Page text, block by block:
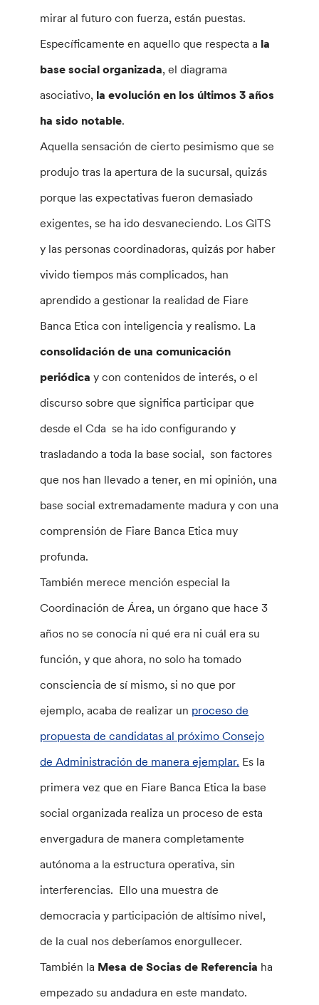
mirar al futuro con fuerza, están puestas.
Específicamente en aquello que respecta a la
base social organizada, el diagrama
asociativo, la evolución en los últimos 3 años
ha sido notable.
Aquella sensación de cierto pesimismo que se
produjo tras la apertura de la sucursal, quizás
porque las expectativas fueron demasiado
exigentes, se ha ido desvaneciendo. Los GITS
y las personas coordinadoras, quizás por haber
vivido tiempos más complicados, han
aprendido a gestionar la realidad de Fiare
Banca Etica con inteligencia y realismo. La
consolidación de una comunicación
periódica y con contenidos de interés, o el
discurso sobre que significa participar que
desde el Cda se ha ido configurando y
trasladando a toda la base social, son factores
que nos han llevado a tener, en mi opinión, una
base social extremadamente madura y con una
comprensión de Fiare Banca Etica muy
profunda.
También merece mención especial la
Coordinación de Área, un órgano que hace 3
años no se conocía ni qué era ni cuál era su
función, y que ahora, no solo ha tomado
consciencia de sí mismo, si no que por
ejemplo, acaba de realizar un proceso de
propuesta de candidatas al próximo Consejo
de Administración de manera ejemplar. Es la
primera vez que en Fiare Banca Etica la base
social organizada realiza un proceso de esta
envergadura de manera completamente
autónoma a la estructura operativa, sin
interferencias. Ello una muestra de
democracia y participación de altísimo nivel,
de la cual nos deberíamos enorgullecer.
También la Mesa de Socias de Referencia ha
empezado su andadura en este mandato.